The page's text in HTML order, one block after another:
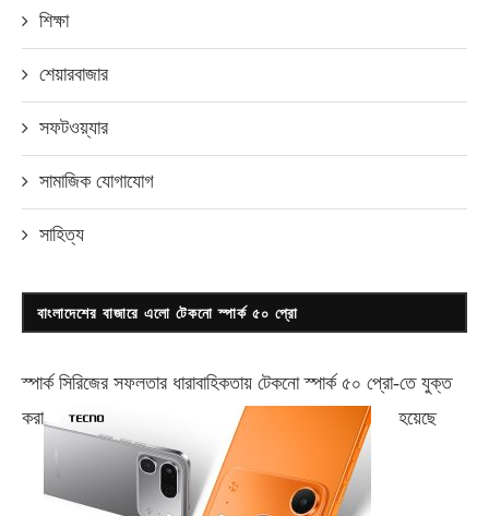
শিক্ষা
শেয়ারবাজার
সফটওয়্যার
সামাজিক যোগাযোগ
সাহিত্য
বাংলাদেশের বাজারে এলো টেকনো স্পার্ক ৫০ প্রো
স্পার্ক সিরিজের সফলতার ধারাবাহিকতায় টেকনোস্পার্ক ৫০ প্রো-তে যুক্ত
করা
হয়েছে